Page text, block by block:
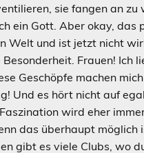
sie fangen an zu
ein Gott. Aber okay, das
Welt und ist jetzt nicht
Frauen! Ich
Geschöpfe machen
Und es hört nicht auf
wird eher
das überhaupt möglich
gibt es viele Clubs, wo